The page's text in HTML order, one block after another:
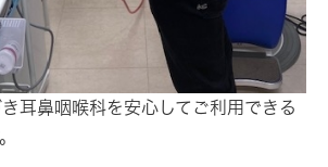
耳鼻咽喉科を安心してご利用できる